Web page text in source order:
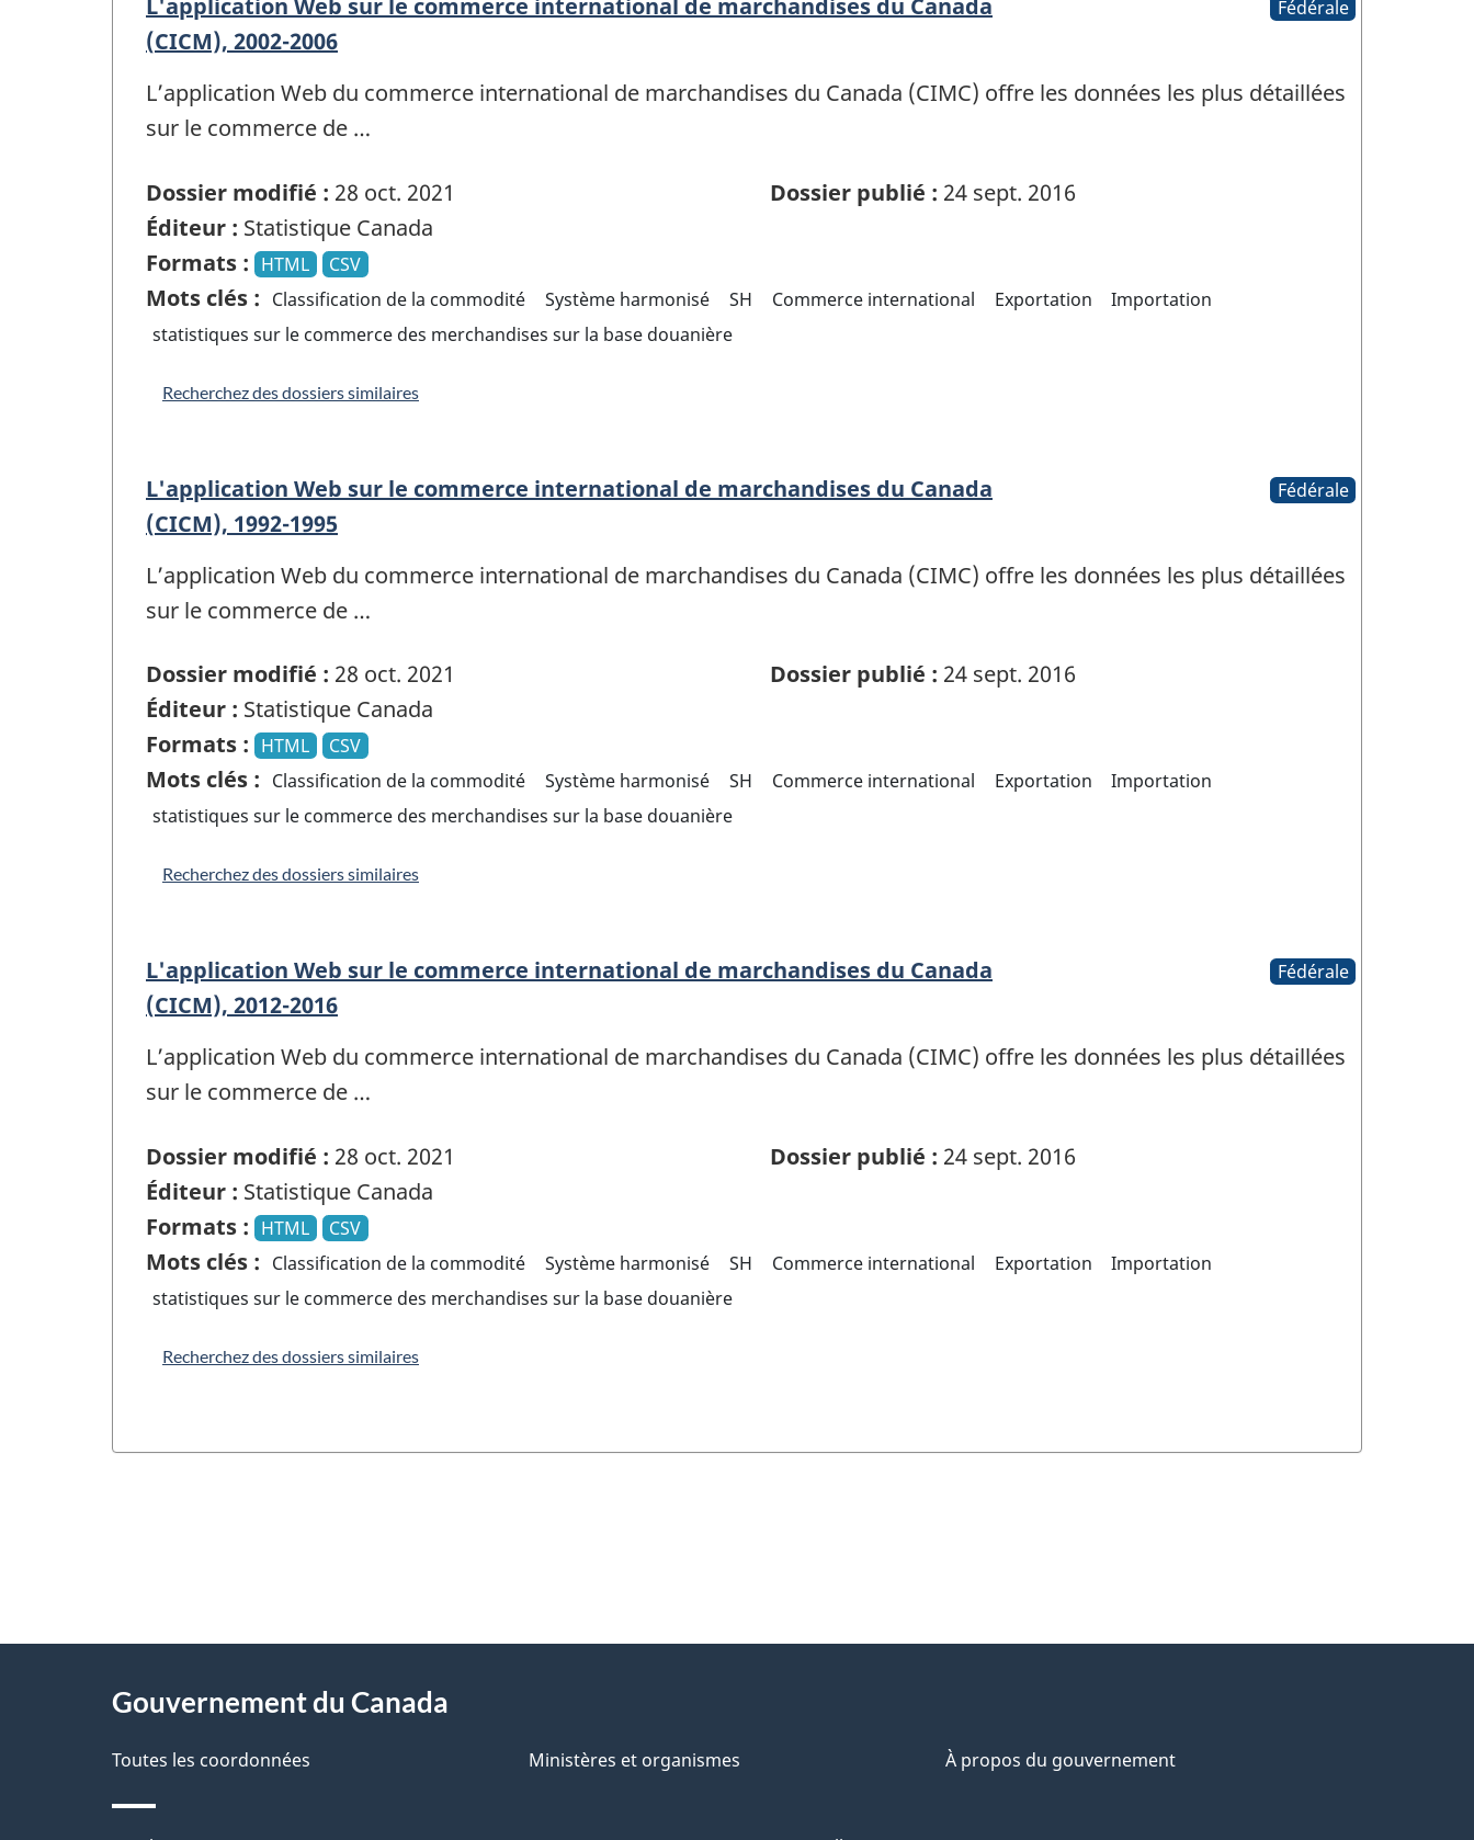
L'application Web sur le commerce international de marchandises du Canada
(CICM), 2002-2006
Fédérale
L’application Web du commerce international de marchandises du Canada (CIMC) offre les données les plus détaillées
sur le commerce de …
Dossier modifié : 28 oct. 2021 Dossier publié : 24 sept. 2016
Éditeur : Statistique Canada
Formats : HTML CSV
Mots clés : Classification de la commodité Système harmonisé SH Commerce international Exportation
Importation
statistiques sur le commerce des merchandises sur la base douanière
Recherchez des dossiers similaires
L'application Web sur le commerce international de marchandises du Canada
(CICM), 1992-1995
Fédérale
L’application Web du commerce international de marchandises du Canada (CIMC) offre les données les plus détaillées
sur le commerce de …
Dossier modifié : 28 oct. 2021 Dossier publié : 24 sept. 2016
Éditeur : Statistique Canada
Formats : HTML CSV
Mots clés : Classification de la commodité Système harmonisé SH Commerce international Exportation
Importation
statistiques sur le commerce des merchandises sur la base douanière
Recherchez des dossiers similaires
L'application Web sur le commerce international de marchandises du Canada
(CICM), 2012-2016
Fédérale
L’application Web du commerce international de marchandises du Canada (CIMC) offre les données les plus détaillées
sur le commerce de …
Dossier modifié : 28 oct. 2021 Dossier publié : 24 sept. 2016
Éditeur : Statistique Canada
Formats : HTML CSV
Mots clés : Classification de la commodité Système harmonisé SH Commerce international Exportation
Importation
statistiques sur le commerce des merchandises sur la base douanière
Recherchez des dossiers similaires
D
é
t
a
i
Gouvernement du Canada
Toutes les coordonnées Ministères et organismes À propos du gouvernement